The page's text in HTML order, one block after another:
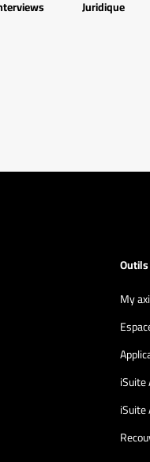
Juridique
Outils
My
iSuite